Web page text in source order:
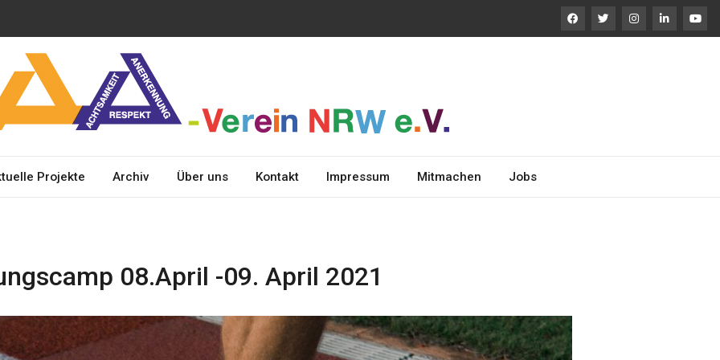
Projekte Archiv Über uns Kontakt Impressum Mitmachen Jobs
08.April -09. April 2021